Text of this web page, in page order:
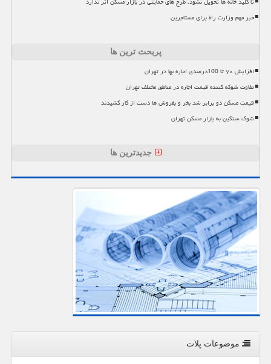
خبر مهم وزارت راه برای مستاجرین
پربحث ترین ها
افزایش ۷۰ تا 100درصدی اجاره بها در تهران
تفاوت شوکه کننده قیمت اجاره در مناطق مختلف تهران
قیمت مسکن دو برابر شد بخر و بفروش ها دست از کار کشیدند
شوک سنگین به بازار مسکن تهران
جدیدترین ها
موضوعات پلات